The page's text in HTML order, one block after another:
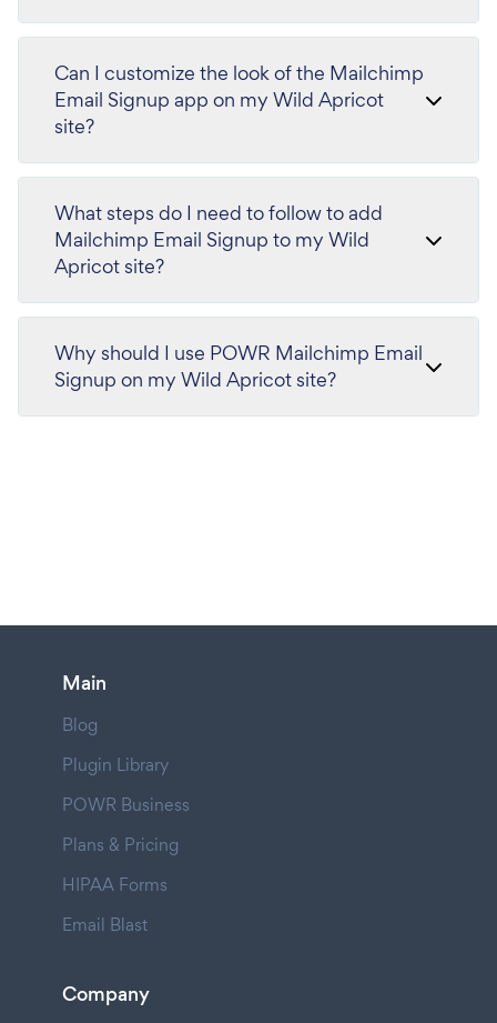
Can I customize the look of the Mailchimp
Email Signup app on my Wild Apricot
site?
What steps do I need to follow to add
Mailchimp Email Signup to my Wild
Apricot site?
Why should I use POWR Mailchimp Email
Signup on my Wild Apricot site?
Main
Blog
Plugin Library
POWR Business
Plans & Pricing
HIPAA Forms
Email Blast
Company